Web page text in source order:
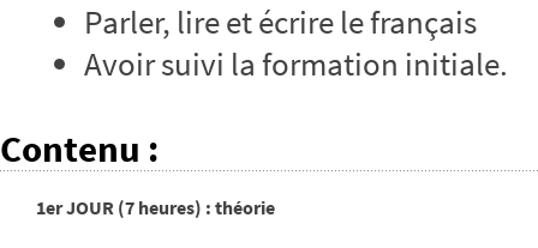
Parler, lire et écrire le français
Avoir suivi la formation initiale.
Contenu :
1er JOUR (7 heures) : théorie